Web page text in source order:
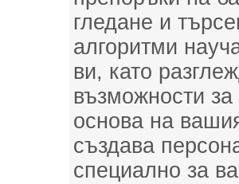
гледане и
алгоритми
ви, като
възможности
основа на
създава
специално за